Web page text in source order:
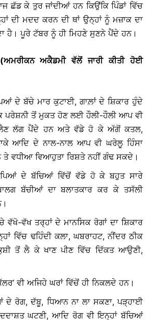
ਛੱਡ ਕੇ ਤੁਰ ਜਾਂਦੀਆਂ ਹਨ ਕਿਉਂਕਿ ਪਿੰਡਾਂ ਵਿੱਚ
ਦੀ ਮਦਦ ਕਰਨ ਦੀ ਥਾਂ ਉਨ੍ਹਾਂ ਨੂੰ ਮਜ਼ਾਕ ਦਾ
ਹੈ। ਪੂਰੇ ਟੱਬਰ ਨੂੰ ਹੀ ਮਿਹਣੇ ਸੁਣਨੇ ਪੈਂਦੇ ਹਨ।
ਅਮਰੀਕਨ ਅਕੈਡਮੀ ਵੱਲੋਂ ਜਾਰੀ ਕੀਤੀ ਹੋਈ
ਦੇ ਬੱਚੇ ਮਾਰ ਕੁਟਾਈ, ਗਾਲ਼ਾਂ ਦੇ ਸ਼ਿਕਾਰ ਹੁੰਦੇ
ਪਰੇਸ਼ਨੀ ਤੋਂ ਮੁਕਤ ਹੋਣ ਲਈ ਹੌਲੀ-ਹੌਲੀ ਆਪ ਵੀ
ਲੈਣ ਲੱਗ ਪੈਂਦੇ ਹਨ ਅਤੇ ਵੱਡੇ ਹੋ ਕੇ ਅੱਗੋਂ ਕਤਲ,
ਆਦਿ ਦੇ ਨਾਲ-ਨਾਲ ਆਪ ਵੀ ਘਰੇਲੂ ਹਿੰਸਾ
ਵਧੀਆ ਵਿਆਹੁਤਾ ਰਿਸ਼ਤੇ ਨਹੀਂ ਗੰਢ ਸਕਦੇ।
ਦੇ ਬੱਚਿਆਂ ਵਿੱਚੋਂ ਵੱਡੇ ਹੋ ਕੇ ਬਹੁਤ ਸਾਰੇ
ਬੱਚੀਆਂ ਦਾ ਬਲਾਤਕਾਰ ਕਰ ਕੇ ਤਸੱਲੀ
ਵੱਖੋ-ਵੱਖ ਤਰ੍ਹਾਂ ਦੇ ਮਾਨਸਿਕ ਰੋਗਾਂ ਦਾ ਸ਼ਿਕਾਰ
ਵਿੱਚ ਢਹਿੰਦੀ ਕਲਾ, ਘਬਰਾਹਟ, ਨੀਂਦਰ ਠੀਕ
ਤੋਂ ਲੈ ਕੇ ਖਾਣ ਪੀਣ ਵਿੱਚ ਦਿੱਕਤ ਆਉਣੀ,
ਵੀ ਅਜਿਹੇ ਘਰਾਂ ਵਿੱਚੋਂ ਹੀ ਨਿਕਲਦੇ ਹਨ।
ਦੇ ਰੋਗ, ਦੱਬੂ, ਧਿਆਨ ਨਾ ਲਾ ਸਕਣਾ, ਪੜ੍ਹਾਈ
ਘਟਣੀ, ਆਦਿ ਰੋਗ ਵੀ ਇਨ੍ਹਾਂ ਬੱਚਿਆਂ